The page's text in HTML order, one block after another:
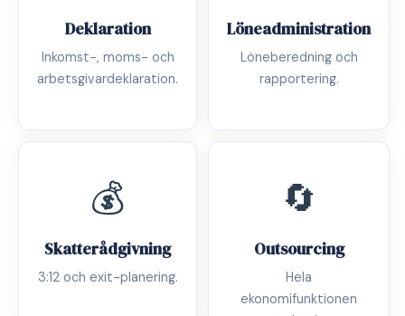
Deklaration
Inkomst-, moms- och
arbetsgivardeklaration.
Löneadministration
Löneberedning och
rapportering.
💰
Skatterådgivning
3:12 och exit-planering.
🔄
Outsourcing
Hela
ekonomifunktionen